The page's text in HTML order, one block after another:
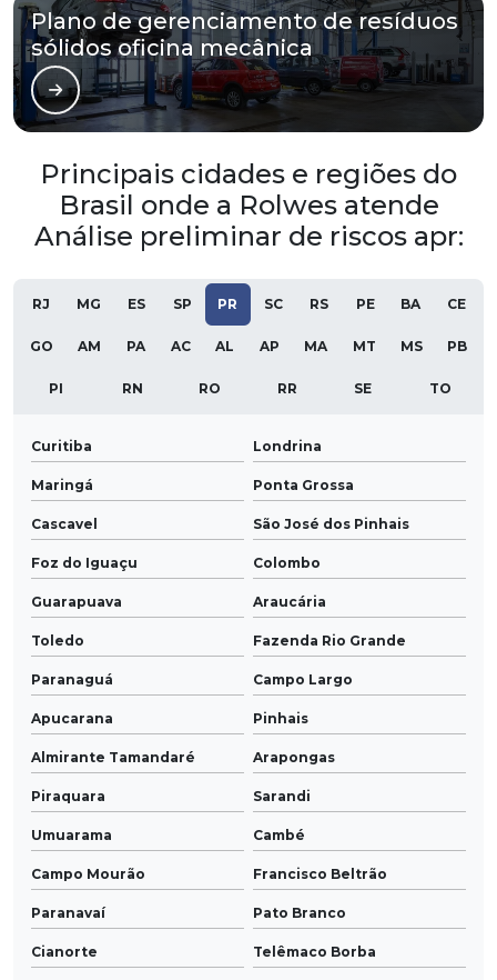
Plano de gerenciamento de resíduos
sólidos oficina mecânica
Principais cidades e regiões do
Brasil onde a Rolwes atende
Análise preliminar de riscos apr:
RJ MG ES SP PR SC RS PE BA CE
GO AM PA AC AL AP MA MT MS PB
PI RN RO RR SE TO
Curitiba Londrina
Maringá Ponta Grossa
Cascavel São José dos Pinhais
Foz do Iguaçu Colombo
Guarapuava Araucária
Toledo Fazenda Rio Grande
Paranaguá Campo Largo
Apucarana Pinhais
Almirante Tamandaré Arapongas
Piraquara Sarandi
Umuarama Cambé
Campo Mourão Francisco Beltrão
Paranavaí Pato Branco
Cianorte Telêmaco Borba